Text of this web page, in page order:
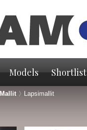
Models Shortlist
Mallit> Lapsimallit